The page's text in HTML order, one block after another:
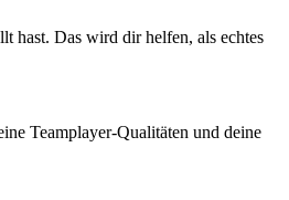
hast. Das wird dir helfen, als echtes
Teamplayer-Qualitäten und deine